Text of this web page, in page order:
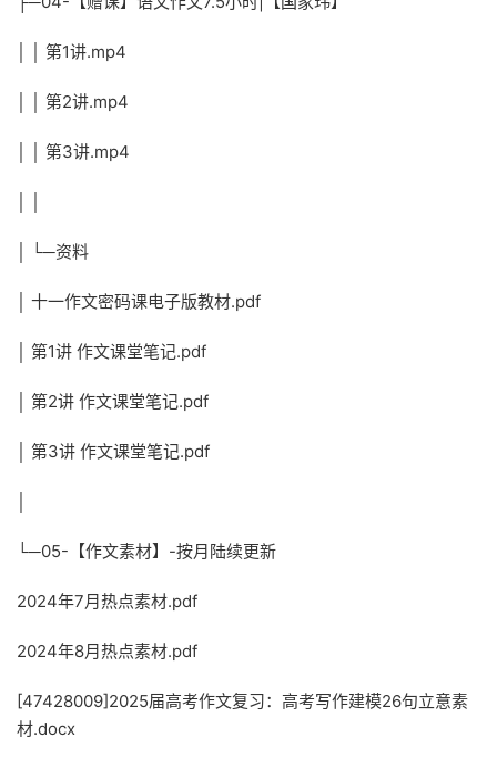
│ │ 第1讲.mp4
│ │ 第2讲.mp4
│ │ 第3讲.mp4
│ └─资料
│ 十一作文密码课电子版教材.pdf
│ 第1讲 作文课堂笔记.pdf
│ 第2讲 作文课堂笔记.pdf
│ 第3讲 作文课堂笔记.pdf
└─05-【作文素材】-按月陆续更新
2024年7月热点素材.pdf
2024年8月热点素材.pdf
[47428009]2025届高考作文复习：高考写作建模26句立意素
材.docx